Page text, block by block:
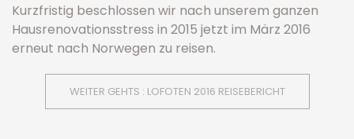
Kurzfristig beschlossen wir nach unserem ganzen
Hausrenovationsstress in 2015 jetzt im März 2016
erneut nach Norwegen zu reisen.
WEITER GEHTS : LOFOTEN 2016 REISEBERICHT